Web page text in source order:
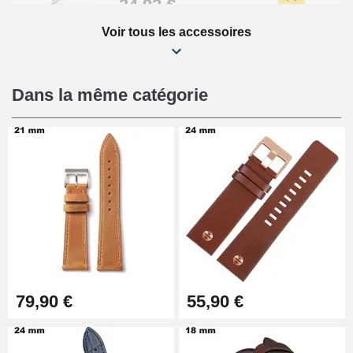
34,92 €
Kit Réparation Montre Débutant
16,90 €
Pied à Coulisse Numérique
Pince à Poinçonner (pince trou)
57,42 €
Pince Trou pour Bracelet de
Voir tous les accessoires
Dans la même catégorie
79,90 € 55,90 €